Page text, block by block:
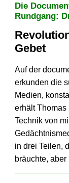
Die
Rundgang:
Gebet
Auf der
erkunden die
Medien,
erhält Thomas
Technik von
in drei Teilen,
bräuchte,